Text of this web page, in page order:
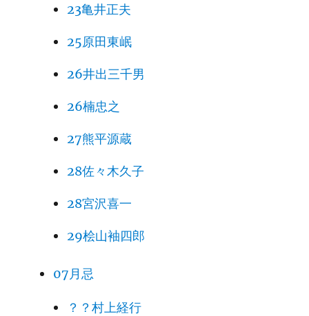
23亀井正夫
25原田東岷
26井出三千男
26楠忠之
27熊平源蔵
28佐々木久子
28宮沢喜一
29桧山袖四郎
07月忌
？？村上経行